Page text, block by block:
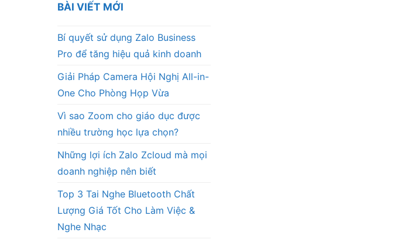
BÀI VIẾT MỚI
Bí quyết sử dụng Zalo Business
Pro để tăng hiệu quả kinh doanh
Giải Pháp Camera Hội Nghị All-in-
One Cho Phòng Họp Vừa
Vì sao Zoom cho giáo dục được
nhiều trường học lựa chọn?
Những lợi ích Zalo Zcloud mà mọi
doanh nghiệp nên biết
Top 3 Tai Nghe Bluetooth Chất
Lượng Giá Tốt Cho Làm Việc &
Nghe Nhạc